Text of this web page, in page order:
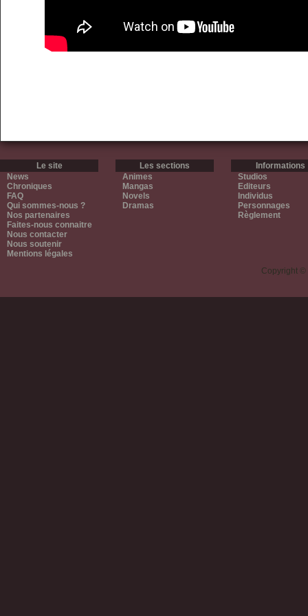
Le site
News
Chroniques
FAQ
Qui sommes-nous ?
Nos partenaires
Faites-nous connaitre
Nous contacter
Nous soutenir
Mentions légales
Les sections
Animes
Mangas
Novels
Dramas
Informations
Studios
Editeurs
Individus
Personnages
Règlement
Copyright ©